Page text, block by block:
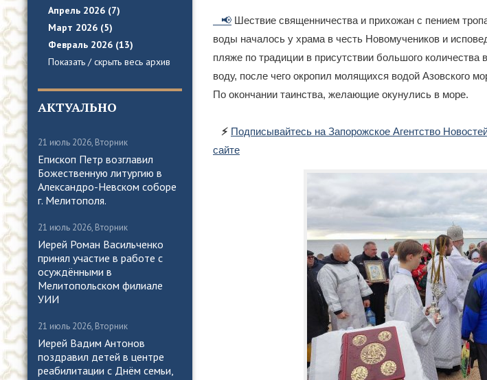
Апрель 2026 (7)
Март 2026 (5)
Февраль 2026 (13)
Показать / скрыть весь архив
АКТУАЛЬНО
21 июль 2026, Вторник
Епископ Петр возглавил
Божественную литургию в
Александро-Невском соборе
г. Мелитополя.
21 июль 2026, Вторник
Иерей Роман Васильченко
принял участие в работе с
осуждёнными в
Мелитопольском филиале
УИИ
21 июль 2026, Вторник
Иерей Вадим Антонов
поздравил детей в центре
реабилитации с Днём семьи,
📢 Шествие священничества и прихожан с пением
воды началось у храма в честь Новомучеников и
пляже по традиции в присутствии большого
воду, после чего окропил молящихся водой Азовского
По окончании таинства, желающие окунулись в море.
⚡️ Подписывайтесь на Запорожское Агентство
сайте